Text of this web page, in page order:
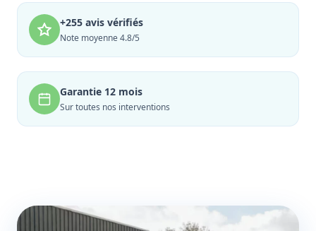
+255 avis vérifiés
Note moyenne 4.8/5
Garantie 12 mois
Sur toutes nos interventions